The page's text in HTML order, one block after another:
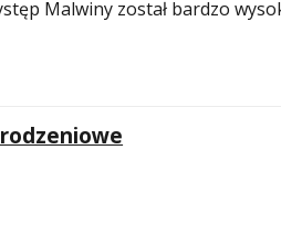
Malwiny został bardzo